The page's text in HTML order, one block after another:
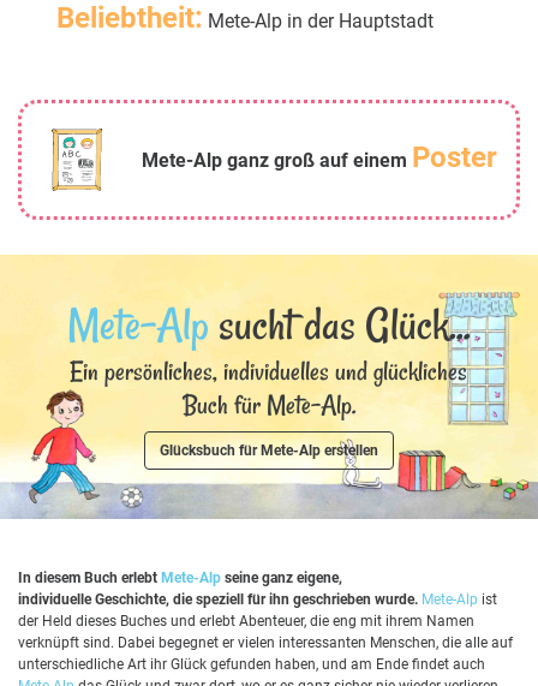
Beliebtheit: Mete-Alp in der Hauptstadt
Mete-Alp ganz groß auf einem Poster
Mete-Alp sucht das Glück...
Ein persönliches, individuelles und glückliches
Buch für Mete-Alp.
Glücksbuch für Mete-Alp erstellen
In diesem Buch erlebt Mete-Alp seine ganz eigene,
individuelle Geschichte, die speziell für ihn geschrieben wurde. Mete-Alp ist
der Held dieses Buches und erlebt Abenteuer, die eng mit ihrem Namen
verknüpft sind. Dabei begegnet er vielen interessanten Menschen, die alle auf
unterschiedliche Art ihr Glück gefunden haben, und am Ende findet auch